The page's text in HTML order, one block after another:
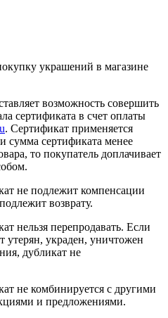
украшений в магазине
возможность совершить
сертификата в счет оплаты
. Сертификат применяется
сумма сертификата менее
то покупатель доплачивает
не подлежит компенсации
возврату.
нельзя перепродавать. Если
утерян, украден, уничтожен
дубликат не
не комбинируется с другими
и предложениями.